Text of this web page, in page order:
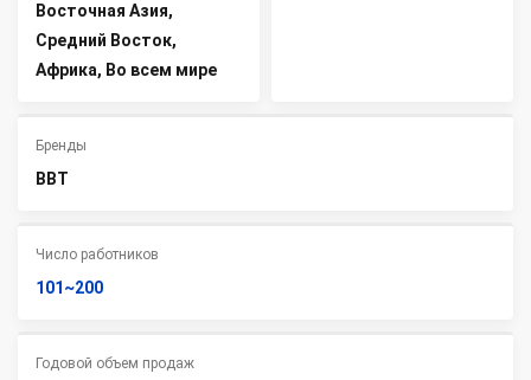
Восточная Азия,
Средний Восток,
Африка, Во всем мире
Бренды
BBT
Число работников
101~200
Годовой объем продаж